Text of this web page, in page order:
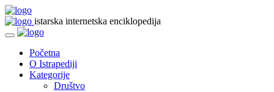
istarska internetska enciklopedija
Početna
O Istrapediji
Kategorije
Društvo